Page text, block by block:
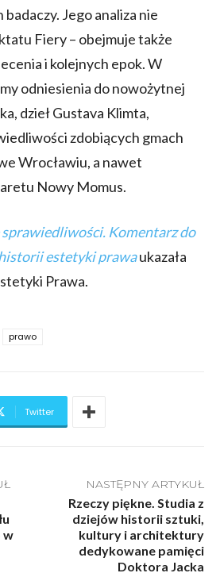
Jego analiza nie
Fiery – obejmuje także
i kolejnych epok. W
odniesienia do nowożytnej
dzieł Gustava Klimta,
zdobiących gmach
Wrocławiu, a nawet
Nowy Momus.
Komentarz do
estetyki prawaukazała
Prawa.
prawo
Twitter
w
NASTĘPNY ARTYKUŁ
Rzeczy piękne. Studia z
dziejów historii sztuki,
kultury i architektury
dedykowane pamięci
Doktora Jacka